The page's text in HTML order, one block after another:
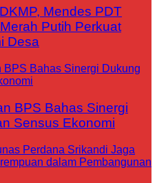
Mendes PDT
Putih Perkuat
Desa
BPS Bahas Sinergi
Sensus Ekonomi